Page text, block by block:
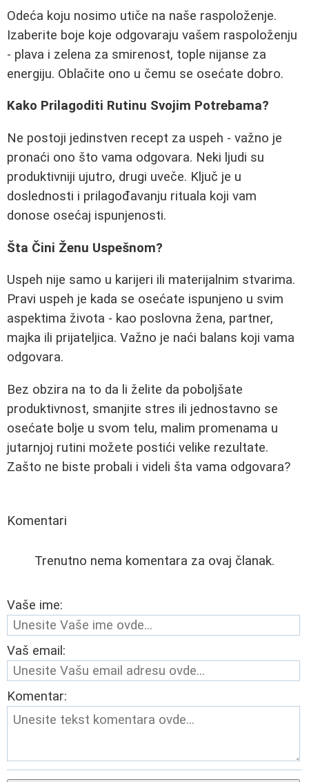
Odeća koju nosimo utiče na naše raspoloženje.
Izaberite boje koje odgovaraju vašem raspoloženju
- plava i zelena za smirenost, tople nijanse za
energiju. Oblačite ono u čemu se osećate dobro.
Kako Prilagoditi Rutinu Svojim Potrebama?
Ne postoji jedinstven recept za uspeh - važno je
pronaći ono što vama odgovara. Neki ljudi su
produktivniji ujutro, drugi uveče. Ključ je u
doslednosti i prilagođavanju rituala koji vam
donose osećaj ispunjenosti.
Šta Čini Ženu Uspešnom?
Uspeh nije samo u karijeri ili materijalnim stvarima.
Pravi uspeh je kada se osećate ispunjeno u svim
aspektima života - kao poslovna žena, partner,
majka ili prijateljica. Važno je naći balans koji vama
odgovara.
Bez obzira na to da li želite da poboljšate
produktivnost, smanjite stres ili jednostavno se
osećate bolje u svom telu, malim promenama u
jutarnjoj rutini možete postići velike rezultate.
Zašto ne biste probali i videli šta vama odgovara?
Komentari
Trenutno nema komentara za ovaj članak.
Vaše ime:
Vaš email:
Komentar: